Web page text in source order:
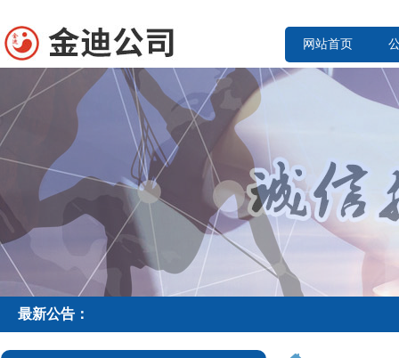
网站首页
最新公告：